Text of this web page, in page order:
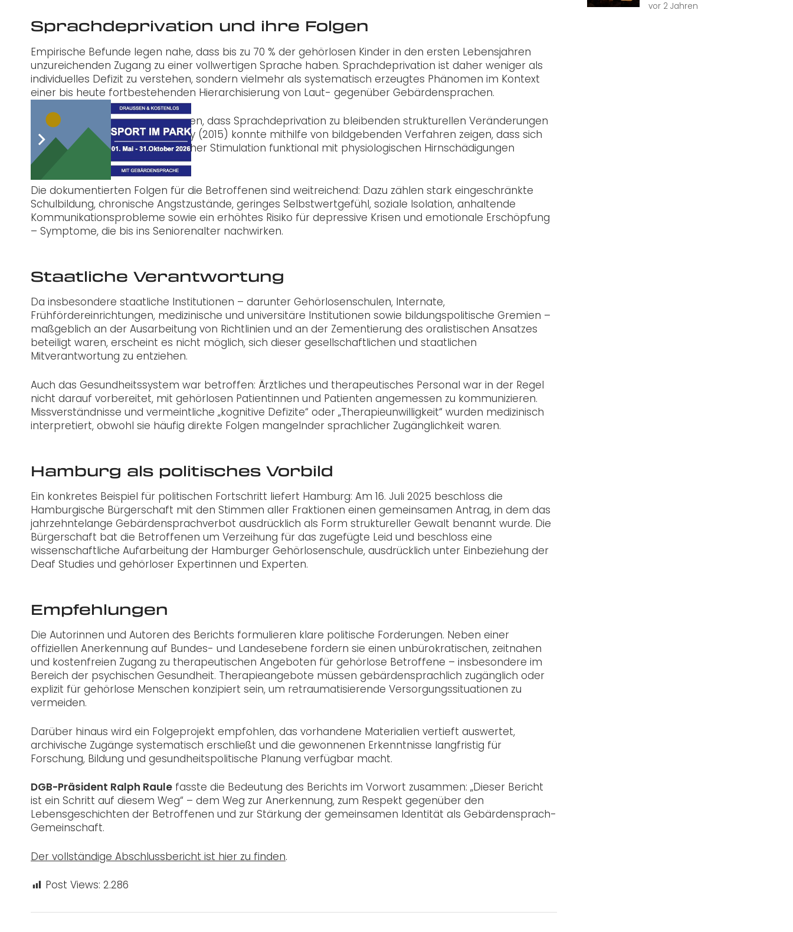
Sprachdeprivation und ihre Folgen
Empirische Befunde legen nahe, dass bis zu 70 % der gehörlosen Kinder in den ersten Lebensjahren
unzureichenden Zugang zu einer vollwertigen Sprache haben. Sprachdeprivation ist daher weniger als
individuelles Defizit zu verstehen, sondern vielmehr als systematisch erzeugtes Phänomen im Kontext
einer bis heute fortbestehenden Hierarchisierung von Laut- gegenüber Gebärdensprachen.
Neurobiologische Studien belegen, dass Sprachdeprivation zu bleibenden strukturellen Veränderungen
im Gehirn führen kann. Mayberry (2015) konnte mithilfe von bildgebenden Verfahren zeigen, dass sich
das Ausbleiben früher sprachlicher Stimulation funktional mit physiologischen Hirnschädigungen
vergleichen lässt.
Die dokumentierten Folgen für die Betroffenen sind weitreichend: Dazu zählen stark eingeschränkte
Schulbildung, chronische Angstzustände, geringes Selbstwertgefühl, soziale Isolation, anhaltende
Kommunikationsprobleme sowie ein erhöhtes Risiko für depressive Krisen und emotionale Erschöpfung
– Symptome, die bis ins Seniorenalter nachwirken.
Staatliche Verantwortung
Da insbesondere staatliche Institutionen – darunter Gehörlosenschulen, Internate,
Frühfördereinrichtungen, medizinische und universitäre Institutionen sowie bildungspolitische Gremien –
maßgeblich an der Ausarbeitung von Richtlinien und an der Zementierung des oralistischen Ansatzes
beteiligt waren, erscheint es nicht möglich, sich dieser gesellschaftlichen und staatlichen
Mitverantwortung zu entziehen.
Auch das Gesundheitssystem war betroffen: Ärztliches und therapeutisches Personal war in der Regel
nicht darauf vorbereitet, mit gehörlosen Patientinnen und Patienten angemessen zu kommunizieren.
Missverständnisse und vermeintliche „kognitive Defizite“ oder „Therapieunwilligkeit“ wurden medizinisch
interpretiert, obwohl sie häufig direkte Folgen mangelnder sprachlicher Zugänglichkeit waren.
Hamburg als politisches Vorbild
Ein konkretes Beispiel für politischen Fortschritt liefert Hamburg: Am 16. Juli 2025 beschloss die
Hamburgische Bürgerschaft mit den Stimmen aller Fraktionen einen gemeinsamen Antrag, in dem das
jahrzehntelange Gebärdensprachverbot ausdrücklich als Form struktureller Gewalt benannt wurde. Die
Bürgerschaft bat die Betroffenen um Verzeihung für das zugefügte Leid und beschloss eine
wissenschaftliche Aufarbeitung der Hamburger Gehörlosenschule, ausdrücklich unter Einbeziehung der
Deaf Studies und gehörloser Expertinnen und Experten.
Empfehlungen
Die Autorinnen und Autoren des Berichts formulieren klare politische Forderungen. Neben einer
offiziellen Anerkennung auf Bundes- und Landesebene fordern sie einen unbürokratischen, zeitnahen
und kostenfreien Zugang zu therapeutischen Angeboten für gehörlose Betroffene – insbesondere im
Bereich der psychischen Gesundheit. Therapieangebote müssen gebärdensprachlich zugänglich oder
explizit für gehörlose Menschen konzipiert sein, um retraumatisierende Versorgungssituationen zu
vermeiden.
Darüber hinaus wird ein Folgeprojekt empfohlen, das vorhandene Materialien vertieft auswertet,
archivische Zugänge systematisch erschließt und die gewonnenen Erkenntnisse langfristig für
Forschung, Bildung und gesundheitspolitische Planung verfügbar macht.
DGB-Präsident Ralph Raule fasste die Bedeutung des Berichts im Vorwort zusammen: „Dieser Bericht
ist ein Schritt auf diesem Weg“ – dem Weg zur Anerkennung, zum Respekt gegenüber den
Lebensgeschichten der Betroffenen und zur Stärkung der gemeinsamen Identität als Gebärdensprach-
Gemeinschaft.
Der vollständige Abschlussbericht ist hier zu finden.
Post Views: 2.286
vor 2 Jahren